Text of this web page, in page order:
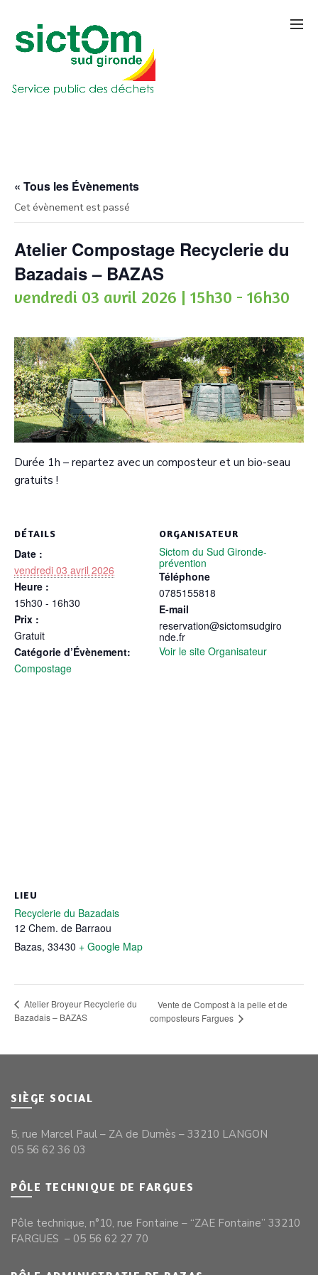
« Tous les Évènements
Cet évènement est passé
Atelier Compostage Recyclerie du
Bazadais – BAZAS
vendredi 03 avril 2026 | 15h30 - 16h30
Durée 1h – repartez avec un composteur et un bio-seau
gratuits !
DÉTAILS
Date :
vendredi 03 avril 2026
Heure :
15h30 - 16h30
Prix :
Gratuit
Catégorie d’Évènement:
Compostage
ORGANISATEUR
Sictom du Sud Gironde-
prévention
Téléphone
0785155818
E-mail
reservation@sictomsudgiro
nde.fr
Voir le site Organisateur
LIEU
Recyclerie du Bazadais
12 Chem. de Barraou
Bazas, 33430 + Google Map
Atelier Broyeur Recyclerie du
Bazadais – BAZAS
Vente de Compost à la pelle et de
composteurs Fargues
SIÈGE SOCIAL
5, rue Marcel Paul – ZA de Dumès – 33210 LANGON
05 56 62 36 03
PÔLE TECHNIQUE DE FARGUES
Pôle technique, n°10, rue Fontaine – “ZAE Fontaine” 33210
FARGUES – 05 56 62 27 70